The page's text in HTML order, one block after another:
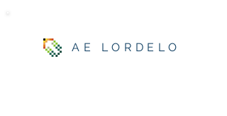
AE LORDELO